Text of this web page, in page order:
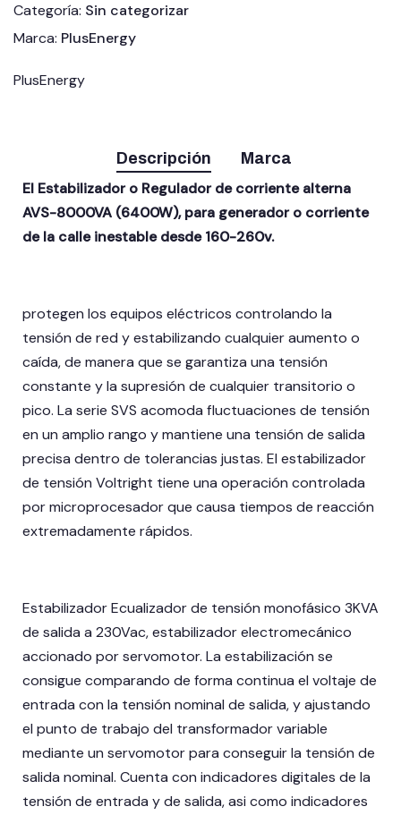
Categoría: Sin categorizar
Marca: PlusEnergy
PlusEnergy
Descripción Marca
El Estabilizador o Regulador de corriente alterna
AVS-8000VA (6400W), para generador o corriente
de la calle inestable desde 160-260v.
protegen los equipos eléctricos controlando la
tensión de red y estabilizando cualquier aumento o
caída, de manera que se garantiza una tensión
constante y la supresión de cualquier transitorio o
pico. La serie SVS acomoda fluctuaciones de tensión
en un amplio rango y mantiene una tensión de salida
precisa dentro de tolerancias justas. El estabilizador
de tensión Voltright tiene una operación controlada
por microprocesador que causa tiempos de reacción
extremadamente rápidos.
Estabilizador Ecualizador de tensión monofásico 3KVA
de salida a 230Vac, estabilizador electromecánico
accionado por servomotor. La estabilización se
consigue comparando de forma continua el voltaje de
entrada con la tensión nominal de salida, y ajustando
el punto de trabajo del transformador variable
mediante un servomotor para conseguir la tensión de
salida nominal. Cuenta con indicadores digitales de la
tensión de entrada y de salida, asi como indicadores